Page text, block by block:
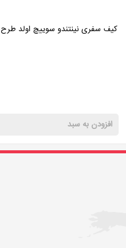
کیف سفری نینتندو سوییچ اولد طرح Super Mario
افزودن به سبد